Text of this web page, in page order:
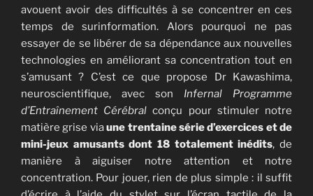
avouent avoir des difficultés à se concentrer en ces
temps de surinformation. Alors pourquoi ne pas
essayer de se libérer de sa dépendance aux nouvelles
technologies en améliorant sa concentration tout en
s’amusant ? C’est ce que propose Dr Kawashima,
neuroscientifique, avec son Infernal Programme
d’Entraînement Cérébral conçu pour stimuler notre
matière grise viaune trentaine série d’exercices et de
mini-jeux amusants dont 18 totalement inédits, de
manière à aiguiser notre attention et notre
concentration. Pour jouer, rien de plus simple : il suffit